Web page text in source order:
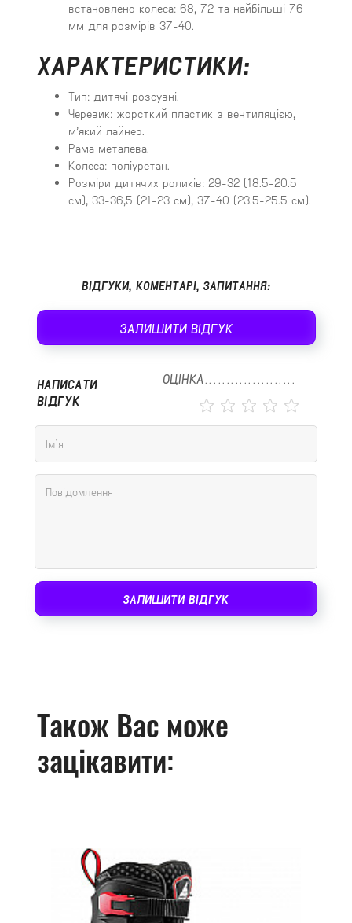
встановлено колеса: 68, 72 та найбільші 76
мм для розмірів 37-40.
ХАРАКТЕРИСТИКИ:
Тип: дитячі розсувні.
Черевик: жорсткий пластик з вентиляцією,
м’який лайнер.
Рама металева.
Колеса: поліуретан.
Розміри дитячих роликів: 29-32 (18.5-20.5
см), 33-36,5 (21-23 см), 37-40 (23.5-25.5 см).
ВІДГУКИ, КОМЕНТАРІ, ЗАПИТАННЯ:
ЗАЛИШИТИ ВІДГУК
НАПИСАТИ
ВІДГУК
ОЦІНКА
ЗАЛИШИТИ ВІДГУК
Також Вас може
зацікавити: